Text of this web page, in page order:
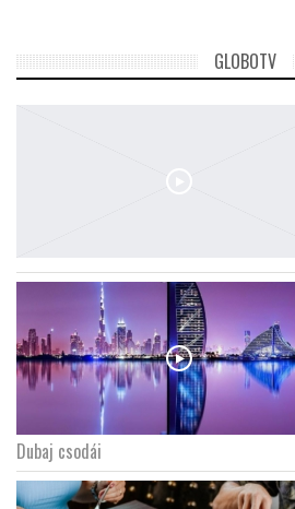
GLOBOTV
Dubaj csodái